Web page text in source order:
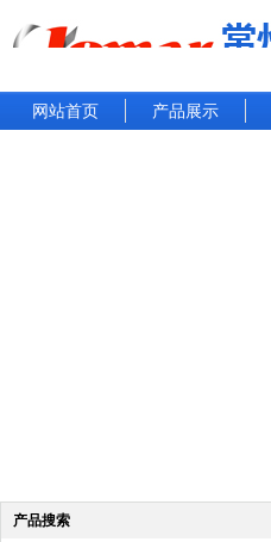
网站首页 产品展示
产品搜索